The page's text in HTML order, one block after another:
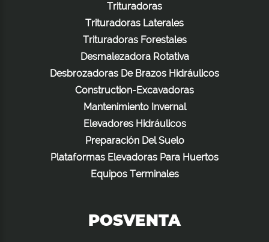
Trituradoras
Trituradoras Laterales
Trituradoras Forestales
Desmalezadora Rotativa
Desbrozadoras De Brazos Hidráulicos
Construction-Excavadoras
Mantenimiento Invernal
Elevadores Hidráulicos
Preparación Del Suelo
Plataformas Elevadoras Para Huertos
Equipos Terminales
POSVENTA